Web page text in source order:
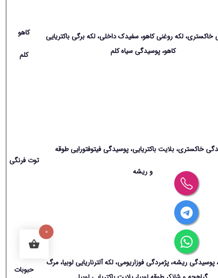
خاکستری، لکه روغنی کاهو، سفیدک داخلی، لکه برگی باکتریایی
کاهو، پوسیدگی سیاه کلم
کاهو
کلم
خاکستری، بلایت باکتریایی، پوسیدگی فیتوفتورایی طوقه
و ریشه
توت فرنگی
پوسیدگی ریشه، پژمردگی فوزاریومی، لکه آلترناریایی لوبیا، مرگ
حبوبات
0